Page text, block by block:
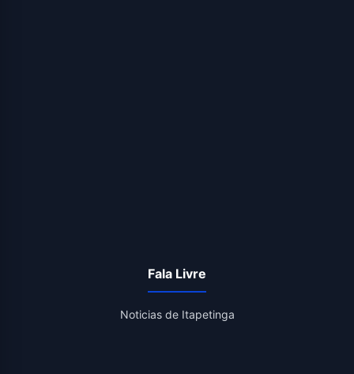
Fala Livre
Noticias de Itapetinga